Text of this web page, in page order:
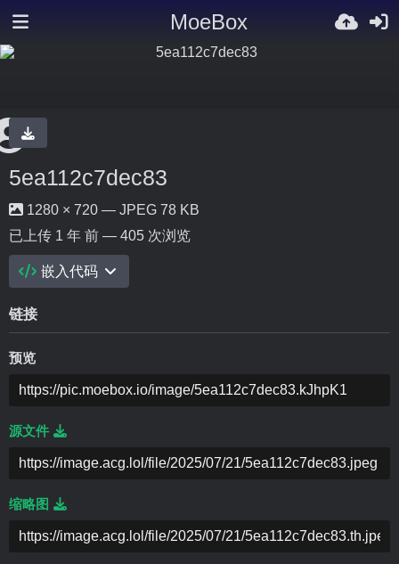
MoeBox
5ea112c7dec83
1280 × 720 — JPEG 78 KB
已上传 1 年 前 — 405 次浏览
嵌入代码
链接
预览
源文件
缩略图